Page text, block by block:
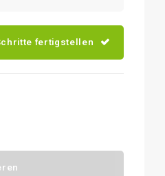
fertigstellen